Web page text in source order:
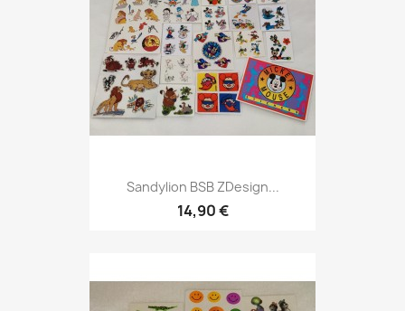
Sandylion BSB ZDesign...
14,90 €